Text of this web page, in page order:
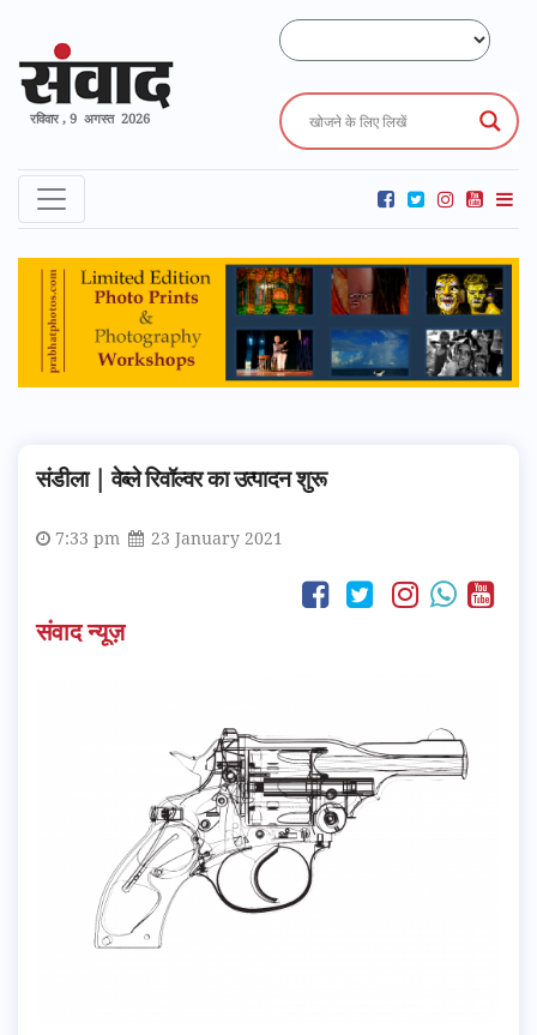
रविवार , 9 अगस्त 2026
संडीला | वेब्ले रिवॉल्वर का उत्पादन शुरू
7:33 pm 23 January 2021
संवाद न्यूज़